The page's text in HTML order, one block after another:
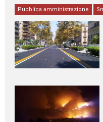
Pubblica amministrazione